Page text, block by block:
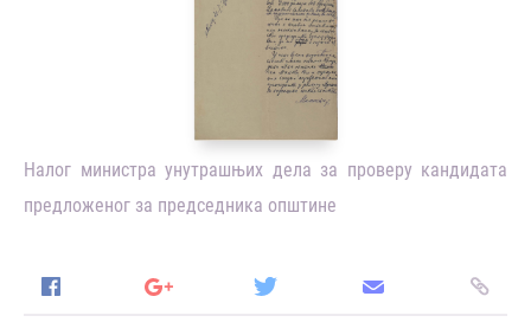
Налог министра унутрашњих дела за проверу кандидата
предложеног за председника општине